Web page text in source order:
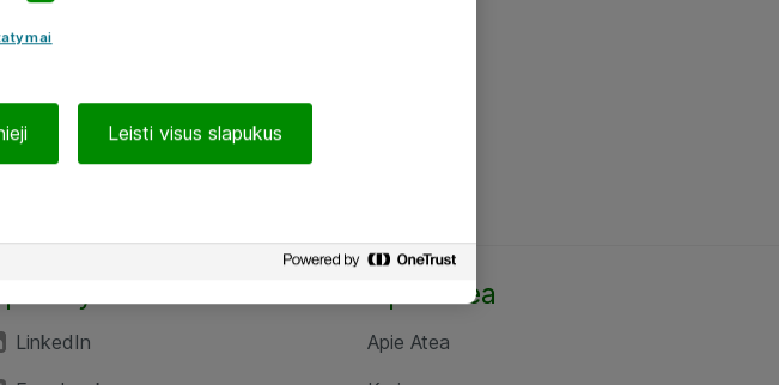
LinkedIn
Apie Atea
Apie Atea
Leisti visus slapukus